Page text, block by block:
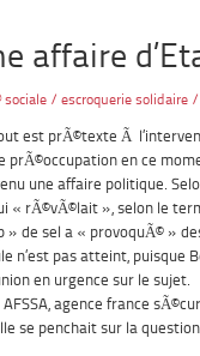
affaire
sociale / escroquerie solidaire
est prÃ©texte Ã
prÃ©occupation en ce
une affaire politique.
« rÃ©vÃ©lait », selon le
de sel a « provoquÃ© »
n’est pas atteint, puisque
en urgence sur le sujet.
AFSSA, agence france
se penchait sur la